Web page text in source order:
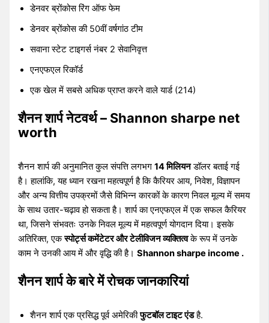
डेनवर ब्रोंकोस रिंग ऑफ फेम
डेनवर ब्रोंकोस की 50वीं वर्षगांठ टीम
सवाना स्टेट टाइगर्स नंबर 2 सेवानिवृत्त
एनएफएल रिकॉर्ड
एक खेल में सबसे अधिक प्राप्त करने वाले यार्ड (214)
शैनन शार्प नेटवर्थ – Shannon sharpe net
worth
शैनन शार्प की अनुमानित कुल संपत्ति लगभग14 मिलियनडॉलर बताई गई
है। हालांकि, यह ध्यान रखना महत्वपूर्ण है कि कैरियर आय, निवेश, विज्ञापन
और अन्य वित्तीय उपक्रमों जैसे विभिन्न कारकों के कारण निवल मूल्य में समय
के साथ उतार-चढ़ाव हो सकता है। शार्प का एनएफएल में एक सफल कैरियर
था, जिसने संभवतः उनके निवल मूल्य में महत्वपूर्ण योगदान दिया। इसके
अतिरिक्त, एकस्पोर्ट्स कमेंटेटर और टेलीविजन व्यक्तित्वके रूप में उनके
काम ने उनकी आय में और वृद्धि की है।Shannon sharpe income .
शैनन शार्प के बारे में रोचक जानकारियां
शैनन शार्प एक प्रसिद्ध पूर्व अमेरिकीफुटबॉल टाइट एंडहै.